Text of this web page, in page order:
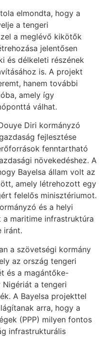
elmondta, hogy a
a tengeri
a meglévő kikötők
jelentősen
és délkeleti részének
is. A projekt
hanem további
amely így
válhat.
Diri kormányzó
fejlesztése
fenntartható
növekedéshez. A
Bayelsa állam volt az
amely létrehozott egy
felelős minisztériumot.
és a helyi
maritime infrastruktúra
iránt.
a szövetségi kormány
az ország tengeri
és a magántőke-
Nigériát a tengeri
A Bayelsa projekttel
arra, hogy a
(PPP) milyen fontos
infrastrukturális